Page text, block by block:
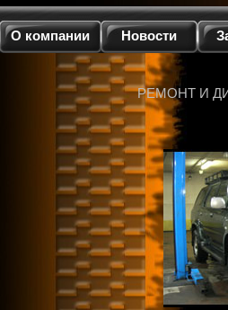
О компании Новости
РЕМОНТ И